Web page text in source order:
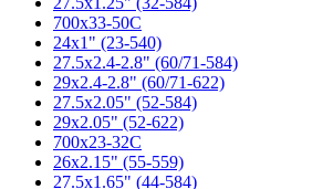
700x33-50C
24x1" (23-540)
27.5x2.4-2.8" (60/71-584)
29x2.4-2.8" (60/71-622)
27.5x2.05" (52-584)
29x2.05" (52-622)
700x23-32C
26x2.15" (55-559)
27.5x1.65" (44-584)